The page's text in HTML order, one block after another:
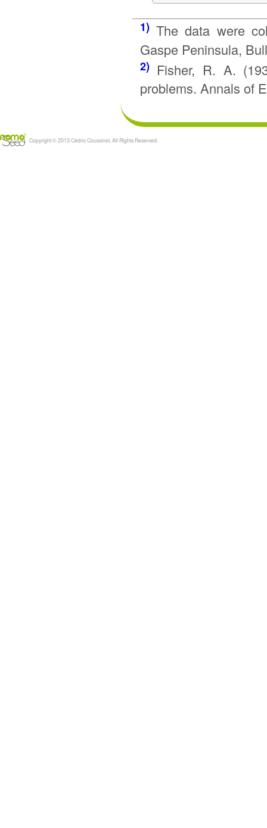
1)The data were
Gaspe Peninsula,
2)Fisher, R. A.
problems. Annals of
Copyright © 2013 Cédric Coussinet. All Rights Reserved.